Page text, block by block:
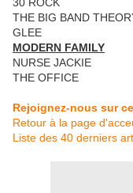
THE BIG BAND
GLEE
MODERN FAMILY
NURSE JACKIE
THE OFFICE
Rejoignez-nous sur
Retour à la page
Liste des 40 derniers